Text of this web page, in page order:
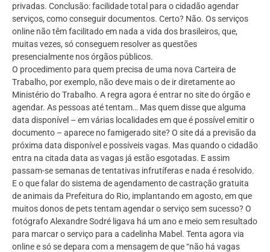
privadas. Conclusão: facilidade total para o cidadão agendar
serviços, como conseguir documentos. Certo? Não. Os serviços
online não têm facilitado em nada a vida dos brasileiros, que,
muitas vezes, só conseguem resolver as questões
presencialmente nos órgãos públicos.
O procedimento para quem precisa de uma nova Carteira de
Trabalho, por exemplo, não deve mais o de ir diretamente ao
Ministério do Trabalho. A regra agora é entrar no site do órgão e
agendar. As pessoas até tentam… Mas quem disse que alguma
data disponível – em várias localidades em que é possível emitir o
documento – aparece no famigerado site? O site dá a previsão da
próxima data disponível e possíveis vagas. Mas quando o cidadão
entra na citada data as vagas já estão esgotadas. E assim
passam-se semanas de tentativas infrutíferas e nada é resolvido.
E o que falar do sistema de agendamento de castração gratuita
de animais da Prefeitura do Rio, implantando em agosto, em que
muitos donos de pets tentam agendar o serviço sem sucesso? O
fotógrafo Alexandre Sodré ligava há um ano e meio sem resultado
para marcar o serviço para a cadelinha Mabel. Tenta agora via
online e só se depara com a mensagem de que “não há vagas